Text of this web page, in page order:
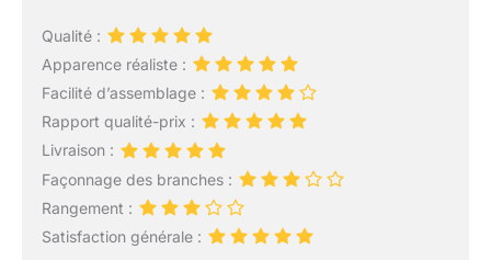
Qualité :
Apparence réaliste :
Facilité d’assemblage :
Rapport qualité-prix :
Livraison :
Façonnage des branches :
Rangement :
Satisfaction générale :